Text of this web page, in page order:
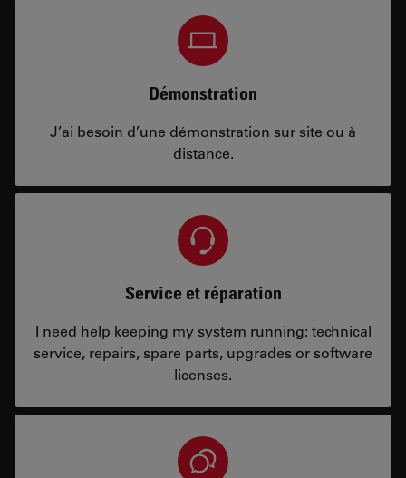
Démonstration
J’ai besoin d’une démonstration sur site ou à
distance.
Service et réparation
I need help keeping my system running: technical
service, repairs, spare parts, upgrades or software
licenses.